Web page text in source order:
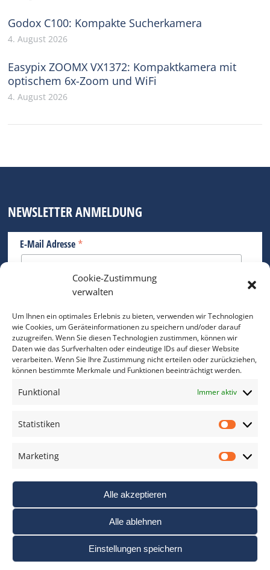
Cookie-Zustimmung
verwalten
Um Ihnen ein optimales Erlebnis zu bieten, verwenden wir Technologien
wie Cookies, um Geräteinformationen zu speichern und/oder darauf
zuzugreifen. Wenn Sie diesen Technologien zustimmen, können wir
Daten wie das Surfverhalten oder eindeutige IDs auf dieser Website
verarbeiten. Wenn Sie Ihre Zustimmung nicht erteilen oder zurückziehen,
können bestimmte Merkmale und Funktionen beeinträchtigt werden.
Funktional Immer aktiv
Statistiken
Marketing
Alle akzeptieren
Alle ablehnen
Einstellungen speichern
Godox C100: Kompakte Sucherkamera
4. August 2026
Easypix ZOOMX VX1372: Kompaktkamera mit
optischem 6x-Zoom und WiFi
4. August 2026
NEWSLETTER ANMELDUNG
E-Mail Adresse *
Bitte geben Sie Ihre E-Mail Adresse ein.
*